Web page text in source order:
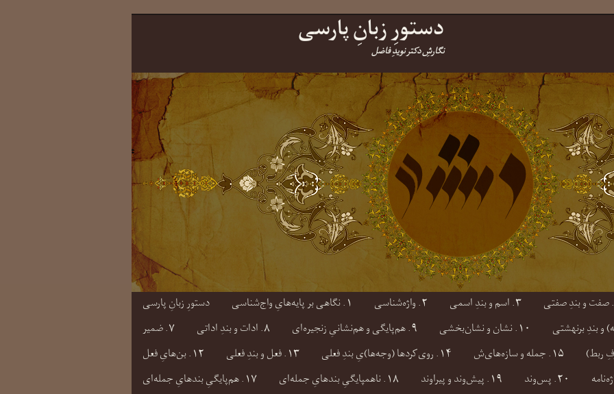
دستورِ زبانِ پارسی
نگارشِ دکتر نویدِ فاضل
دستورِ زبانِ پارسی ۱. نگاهی بر پایه‌هایِ واج‌شناسی ۲. واژه‌شناسی ۳. اسم و بندِ اسمی
۷. ضمیر
۸. ادات و بندِ اداتی ۹. هم‌پایگی و هم‌نشانیِ زنجیره‌ای ۱۰. نشان و نشان‌بخشی
۱۲. بن‌هایِ فعل
۱۳. فعل و بندِ فعلی ۱۴. روی‌کردها (وجه‌ها)یِ بندِ فعلی ۱۵. جمله و سازه‌های‌ش
۱۷. هم‌پایگیِ بندهایِ جمله‌ای
۱۸. ناهمپایگیِ بندهایِ جمله‌ای ۱۹. پیش‌وند و پیراوند ۲۰. پس‌وند